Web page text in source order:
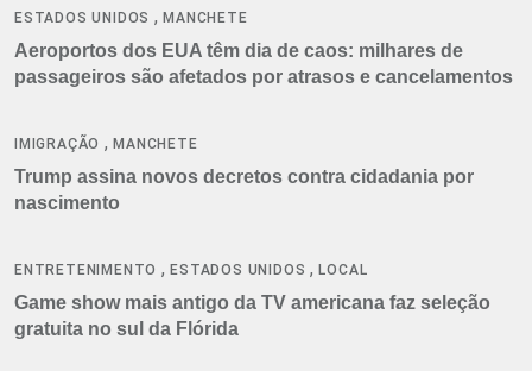
ESTADOS UNIDOS ,MANCHETE
Aeroportos dos EUA têm dia de caos: milhares de
passageiros são afetados por atrasos e cancelamentos
IMIGRAÇÃO ,MANCHETE
Trump assina novos decretos contra cidadania por
nascimento
ENTRETENIMENTO ,ESTADOS UNIDOS ,LOCAL
Game show mais antigo da TV americana faz seleção
gratuita no sul da Flórida